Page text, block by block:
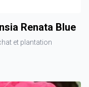
Renata Blue
et plantation